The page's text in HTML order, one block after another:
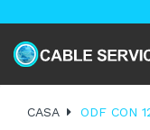
CASA ODF CON